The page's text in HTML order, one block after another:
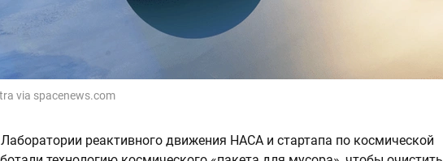
via spacenews.com
реактивного движения НАСА и стартапа по космической